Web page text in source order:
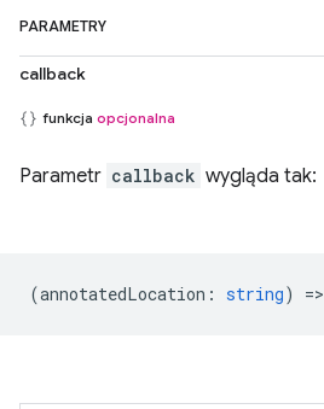
PARAMETRY
callback
funkcja opcjonalna
Parametr callback wygląda tak:
(annotatedLocation : string) =>